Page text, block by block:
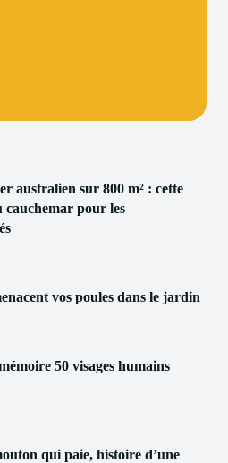
australien sur 800 m² : cette
pour les
vos poules dans le jardin
50 visages humains
qui paie, histoire d’une